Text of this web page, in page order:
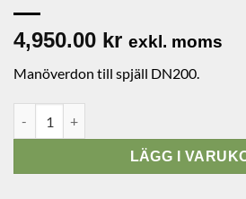
4,950.00 kr exkl. moms
Manöverdon till spjäll DN200.
LÄGG I